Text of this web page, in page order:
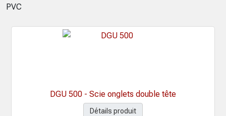
PVC
DGU 500 - Scie onglets double tête
Détails produit